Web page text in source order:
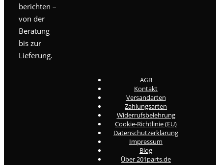
berichten –
von der
Beratung
bis zur
Lieferung.
AGB
Kontakt
Versandarten
Zahlungsarten
Widerrufsbelehrung
Cookie-Richtlinie (EU)
Datenschutzerklärung
Impressum
Blog
Über 201parts.de